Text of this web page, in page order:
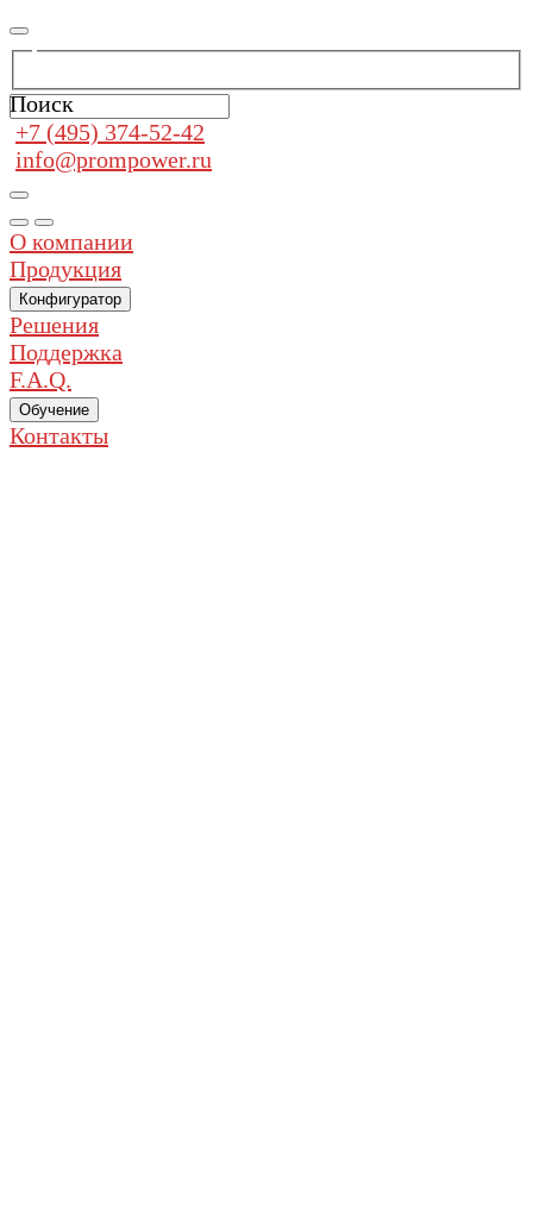
Поиск
+7 (495) 374-52-42
info@prompower.ru
О компании
Продукция
Конфигуратор
Решения
Поддержка
F.A.Q.
Обучение
Контакты